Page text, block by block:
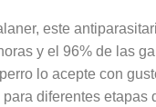
este
y el 96% de las
lo acepte con
diferentes etapas